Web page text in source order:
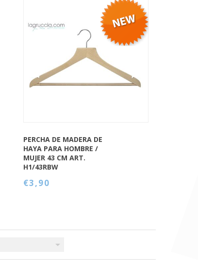
PERCHA DE MADERA DE
HAYA PARA HOMBRE /
MUJER 43 CM ART.
H1/43RBW
€3,90